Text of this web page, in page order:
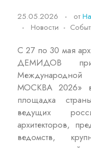
25.05.2026 от
Новости
С 27 по 30 мая
ДЕМИДОВ
МОСКВА 2026» в
площадка
ведущих
архитекторов,
ведомств,